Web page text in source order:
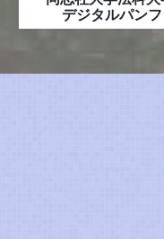
デジタルパンフ